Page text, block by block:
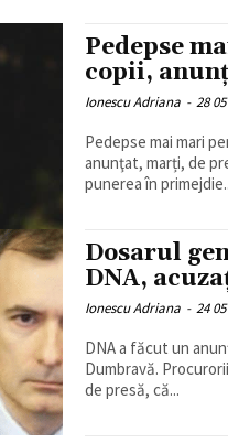
Pedepse
copii,
Ionescu Adriana - 28
Pedepse mai mari
anunţat, marți, de
punerea în
Dosarul
DNA,
Ionescu Adriana - 24
DNA a făcut un
Dumbravă.
de presă, că...